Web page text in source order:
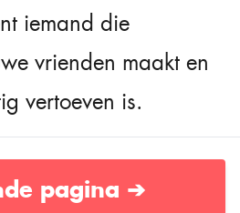
iemand die
vrienden maakt en
vertoeven is.
pagina ➔